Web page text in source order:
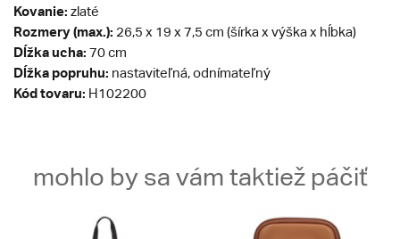
Kovanie: zlaté
Rozmery (max.): 26,5 x 19 x 7,5 cm (šírka x výška x hĺbka)
Dĺžka ucha: 70 cm
Dĺžka popruhu: nastaviteľná, odnímateľný
Kód tovaru: H102200
mohlo by sa vám taktiež páčiť